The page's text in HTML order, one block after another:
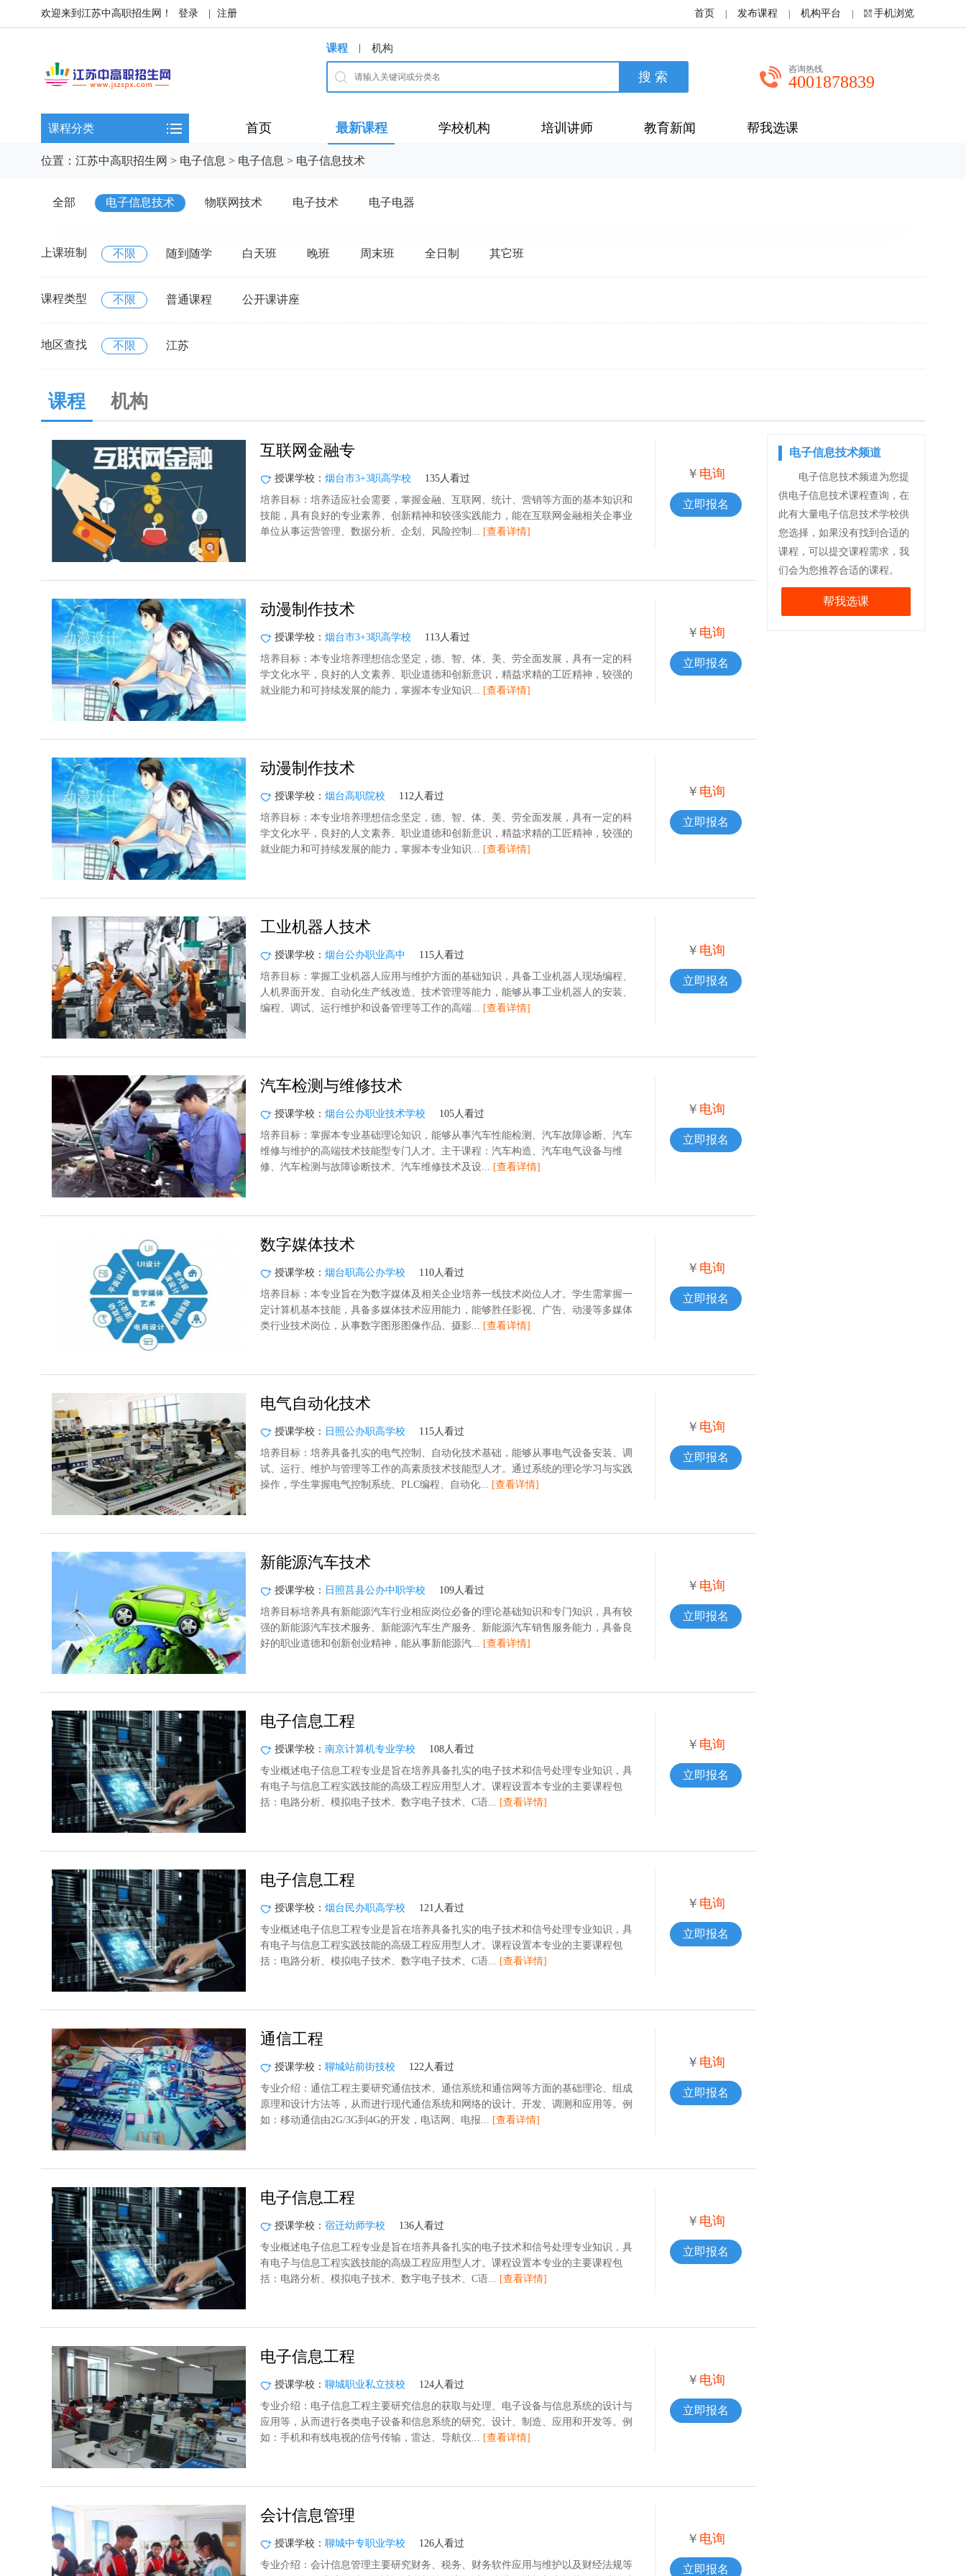
欢迎来到江苏中高职招生网！ 登录 注册 首页 发布课程 机构平台 手机浏览
课程 | 机构
咨询热线
4001878839
课程分类 首页 最新课程 学校机构 培训讲师 教育新闻 帮我选课
位置： 江苏中高职招生网 > 电子信息 > 电子信息 > 电子信息技术
全部 电子信息技术 物联网技术 电子技术 电子电器
上课班制 不限 随到随学 白天班 晚班 周末班 全日制 其它班
课程类型 不限 普通课程 公开课讲座
地区查找 不限 江苏
课程 机构
互联网金融专
授课学校： 烟台市3+3职高学校
135人看过
培养目标：培养适应社会需要，掌握金融、互联网、统计、营销等方面的基本知识和
技能，具有良好的专业素养、创新精神和较强实践能力，能在互联网金融相关企事业
单位从事运营管理、数据分析、企划、风险控制... [查看详情]
￥ 电询
立即报名
动漫制作技术
授课学校： 烟台市3+3职高学校
113人看过
培养目标：本专业培养理想信念坚定，德、智、体、美、劳全面发展，具有一定的科
学文化水平，良好的人文素养、职业道德和创新意识，精益求精的工匠精神，较强的
就业能力和可持续发展的能力，掌握本专业知识... [查看详情]
￥ 电询
立即报名
动漫制作技术
授课学校： 烟台高职院校
112人看过
培养目标：本专业培养理想信念坚定，德、智、体、美、劳全面发展，具有一定的科
学文化水平，良好的人文素养、职业道德和创新意识，精益求精的工匠精神，较强的
就业能力和可持续发展的能力，掌握本专业知识... [查看详情]
￥ 电询
立即报名
工业机器人技术
授课学校： 烟台公办职业高中
115人看过
培养目标：掌握工业机器人应用与维护方面的基础知识，具备工业机器人现场编程、
人机界面开发、自动化生产线改造、技术管理等能力，能够从事工业机器人的安装、
编程、调试、运行维护和设备管理等工作的高端... [查看详情]
￥ 电询
立即报名
汽车检测与维修技术
授课学校： 烟台公办职业技术学校
105人看过
培养目标：掌握本专业基础理论知识，能够从事汽车性能检测、汽车故障诊断、汽车
维修与维护的高端技术技能型专门人才。主干课程：汽车构造、汽车电气设备与维
修、汽车检测与故障诊断技术、汽车维修技术及设... [查看详情]
￥ 电询
立即报名
数字媒体技术
授课学校： 烟台职高公办学校
110人看过
培养目标：本专业旨在为数字媒体及相关企业培养一线技术岗位人才。学生需掌握一
定计算机基本技能，具备多媒体技术应用能力，能够胜任影视、广告、动漫等多媒体
类行业技术岗位，从事数字图形图像作品、摄影... [查看详情]
￥ 电询
立即报名
电气自动化技术
授课学校： 日照公办职高学校
115人看过
培养目标：培养具备扎实的电气控制、自动化技术基础，能够从事电气设备安装、调
试、运行、维护与管理等工作的高素质技术技能型人才。通过系统的理论学习与实践
操作，学生掌握电气控制系统、PLC编程、自动化... [查看详情]
￥ 电询
立即报名
新能源汽车技术
授课学校： 日照莒县公办中职学校
109人看过
培养目标培养具有新能源汽车行业相应岗位必备的理论基础知识和专门知识，具有较
强的新能源汽车技术服务、新能源汽车生产服务、新能源汽车销售服务能力，具备良
好的职业道德和创新创业精神，能从事新能源汽... [查看详情]
￥ 电询
立即报名
电子信息工程
授课学校： 南京计算机专业学校
108人看过
专业概述电子信息工程专业是旨在培养具备扎实的电子技术和信号处理专业知识，具
有电子与信息工程实践技能的高级工程应用型人才。课程设置本专业的主要课程包
括：电路分析、模拟电子技术、数字电子技术、C语... [查看详情]
￥ 电询
立即报名
电子信息工程
授课学校： 烟台民办职高学校
121人看过
专业概述电子信息工程专业是旨在培养具备扎实的电子技术和信号处理专业知识，具
有电子与信息工程实践技能的高级工程应用型人才。课程设置本专业的主要课程包
括：电路分析、模拟电子技术、数字电子技术、C语... [查看详情]
￥ 电询
立即报名
通信工程
授课学校： 聊城站前街技校
122人看过
专业介绍：通信工程主要研究通信技术、通信系统和通信网等方面的基础理论、组成
原理和设计方法等，从而进行现代通信系统和网络的设计、开发、调测和应用等。例
如：移动通信由2G/3G到4G的开发，电话网、电报... [查看详情]
￥ 电询
立即报名
电子信息工程
授课学校： 宿迁幼师学校
136人看过
专业概述电子信息工程专业是旨在培养具备扎实的电子技术和信号处理专业知识，具
有电子与信息工程实践技能的高级工程应用型人才。课程设置本专业的主要课程包
括：电路分析、模拟电子技术、数字电子技术、C语... [查看详情]
￥ 电询
立即报名
电子信息工程
授课学校： 聊城职业私立技校
124人看过
专业介绍：电子信息工程主要研究信息的获取与处理、电子设备与信息系统的设计与
应用等，从而进行各类电子设备和信息系统的研究、设计、制造、应用和开发等。例
如：手机和有线电视的信号传输，雷达、导航仪... [查看详情]
￥ 电询
立即报名
会计信息管理
授课学校： 聊城中专职业学校
126人看过
专业介绍：会计信息管理主要研究财务、税务、财务软件应用与维护以及财经法规等
￥ 电询
立即报名
电子信息技术频道
电子信息技术频道为您提
供电子信息技术课程查询，在
此有大量电子信息技术学校供
您选择，如果没有找到合适的
课程，可以提交课程需求，我
们会为您推荐合适的课程。
帮我选课